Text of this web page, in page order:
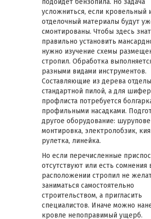
подойдет бензопила. Но задача
усложниться, если кровельный
отделочный материалы будут
смонтированы. Чтобы здесь
правильно установить
нужно изучение схемы
стропил. Обработка
разными видами инструментов.
Составляющие из дерева
стандартной пилой, а для
профлиста потребуется
профильными насадками.
другое оборудование:
монтировка, электролобзик,
рулетка, линейка.
Но если перечисленные
отсутствуют или есть сомнения
расположении стропил не
заниматься самостоятельно
строительством, а пригласить
специалистов. Иначе можно
кровле непоправимый ущерб.